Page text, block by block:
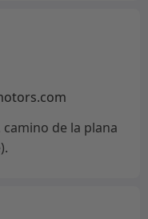
de la plana